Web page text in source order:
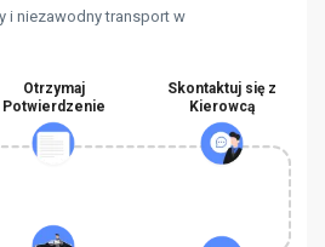
i niezawodny transport w
Otrzymaj
Potwierdzenie
Skontaktuj się z
Kierowcą